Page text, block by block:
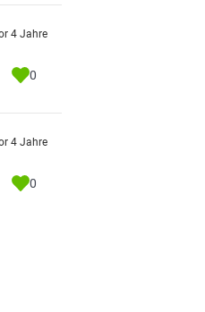
4 Jahre
0
4 Jahre
0